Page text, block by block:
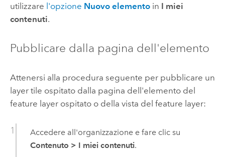
utilizzare l'opzione Nuovo elementoin I miei
contenuti.
Pubblicare dalla pagina dell'elemento
Attenersi alla procedura seguente per pubblicare un
layer tile ospitato dalla pagina dell'elemento del
feature layer ospitato o della vista del feature layer:
Accedere all'organizzazione e fare clic su
Contenuto > I miei contenuti.